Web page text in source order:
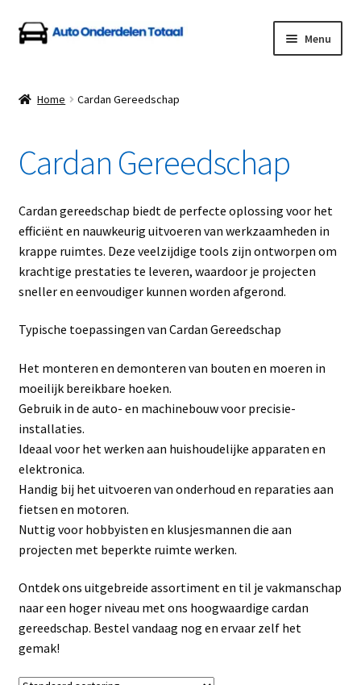
Ga
door
navigatie
Ga
naar
inhoud
Menu
Auto Onderdelen Shop
Betalen en Verzenden
Blog
Contact
Klantenservice
Linkpartners
Over Ons
Overzicht
Privacybeleid
Retourbeleid
Videos
Winkelwagen
Home Cardan Gereedschap
Cardan Gereedschap
Cardan gereedschap biedt de perfecte oplossing voor het
efficiënt en nauwkeurig uitvoeren van werkzaamheden in
krappe ruimtes. Deze veelzijdige tools zijn ontworpen om
krachtige prestaties te leveren, waardoor je projecten
sneller en eenvoudiger kunnen worden afgerond.
Typische toepassingen van Cardan Gereedschap
Het monteren en demonteren van bouten en moeren in
moeilijk bereikbare hoeken.
Gebruik in de auto- en machinebouw voor precisie-
installaties.
Ideaal voor het werken aan huishoudelijke apparaten en
elektronica.
Handig bij het uitvoeren van onderhoud en reparaties aan
fietsen en motoren.
Nuttig voor hobbyisten en klusjesmannen die aan
projecten met beperkte ruimte werken.
Ontdek ons uitgebreide assortiment en til je vakmanschap
naar een hoger niveau met ons hoogwaardige cardan
gereedschap. Bestel vandaag nog en ervaar zelf het
gemak!